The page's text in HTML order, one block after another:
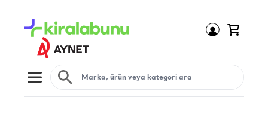
Open menu